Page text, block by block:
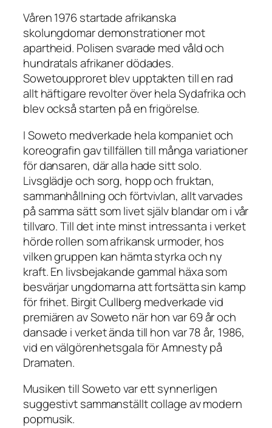
Våren 1976 startade afrikanska
skolungdomar demonstrationer mot
apartheid. Polisen svarade med våld och
hundratals afrikaner dödades.
Sowetoupproret blev upptak­ten till en rad
allt häftigare revolter över hela Sydafrika och
blev också starten på en fri­görelse.
ISoweto medverkade hela kompaniet och
koreografin gav tillfällen till många variationer
för dansaren, där alla hade sitt solo.
Livsglädje och sorg, hopp och fruktan,
sammanhållning och förtvivlan, allt varvades
på samma sätt som livet själv blandar om i vår
tillvaro. Till det inte minst intressanta i verket
hörde rollen som afrikansk urmoder, hos
vilken gruppen kan hämta styrka och ny
kraft. En livsbejakande gammal häxa som
besvärjar ungdom­arna att fortsätta sin kamp
för frihet. Birgit Cullberg medverkade vid
premiären avSoweto när hon var 69 år och
dansade i verket ända till hon var 78 år, 1986,
vid en välgörenhetsgala för Amnesty på
Dramaten.
Musiken tillSowetovar ett synnerligen
suggestivt sammanställt collage av modern
pop­musik.